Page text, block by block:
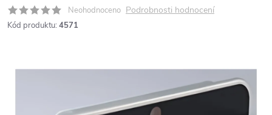
Neohodnoceno Podrobnosti hodnocení
Kód produktu: 4571